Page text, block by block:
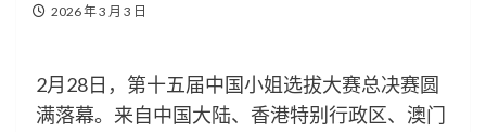
2026 年 3 月 3 日
2月28日，第十五届中国小姐选拔大赛总决赛圆
满落幕。来自中国大陆、香港特别行政区、澳门